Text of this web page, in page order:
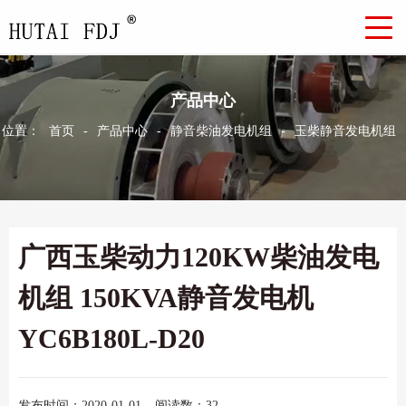
产品中心
位置： 首页 - 产品中心 - 静音柴油发电机组 - 玉柴静音发电机组
广西玉柴动力120KW柴油发电
机组 150KVA静音发电机
YC6B180L-D20